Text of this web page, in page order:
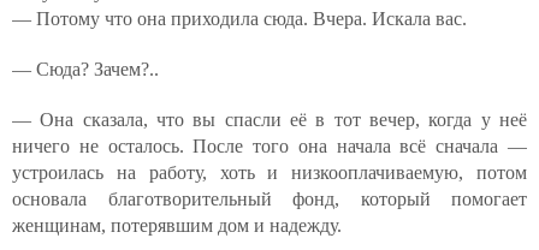
— Потому что она приходила сюда. Вчера. Искала вас.
— Сюда? Зачем?..
— Она сказала, что вы спасли её в тот вечер, когда у неё
ничего не осталось. После того она начала всё сначала —
устроилась на работу, хоть и низкооплачиваемую, потом
основала благотворительный фонд, который помогает
женщинам, потерявшим дом и надежду.